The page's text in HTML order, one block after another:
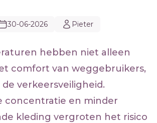
30-06-2026 Pieter
hebben niet alleen
comfort van weggebruikers,
verkeersveiligheid.
concentratie en minder
kleding vergroten het risico